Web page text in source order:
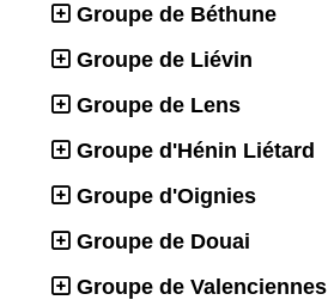
Groupe de Béthune
Groupe de Liévin
Groupe de Lens
Groupe d'Hénin Liétard
Groupe d'Oignies
Groupe de Douai
Groupe de Valenciennes